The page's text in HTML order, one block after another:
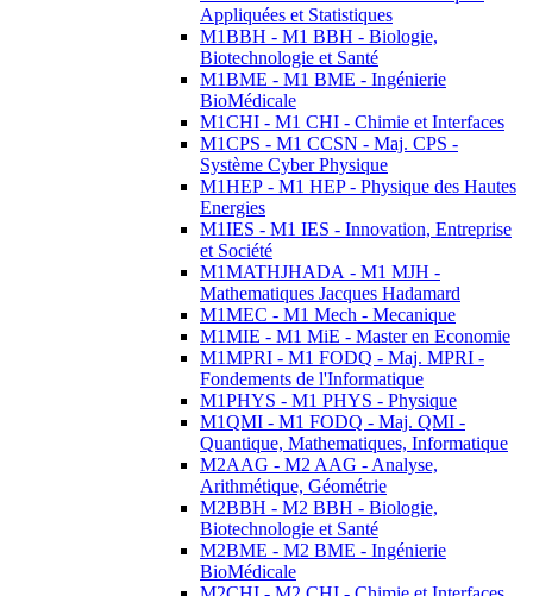
Appliquées et Statistiques
M1BBH - M1 BBH - Biologie,
Biotechnologie et Santé
M1BME - M1 BME - Ingénierie
BioMédicale
M1CHI - M1 CHI - Chimie et Interfaces
M1CPS - M1 CCSN - Maj. CPS -
Système Cyber Physique
M1HEP - M1 HEP - Physique des Hautes
Energies
M1IES - M1 IES - Innovation, Entreprise
et Société
M1MATHJHADA - M1 MJH -
Mathematiques Jacques Hadamard
M1MEC - M1 Mech - Mecanique
M1MIE - M1 MiE - Master en Economie
M1MPRI - M1 FODQ - Maj. MPRI -
Fondements de l'Informatique
M1PHYS - M1 PHYS - Physique
M1QMI - M1 FODQ - Maj. QMI -
Quantique, Mathematiques, Informatique
M2AAG - M2 AAG - Analyse,
Arithmétique, Géométrie
M2BBH - M2 BBH - Biologie,
Biotechnologie et Santé
M2BME - M2 BME - Ingénierie
BioMédicale